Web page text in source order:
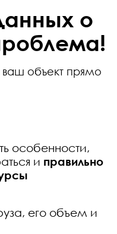
о
ваш объект прямо
особенности,
и правильно
его объем и